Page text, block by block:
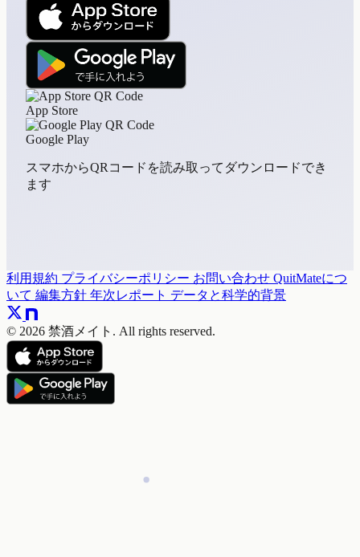
App Store
Google Play
スマホからQRコードを読み取ってダウンロードでき
ます
利用規約 プライバシーポリシー お問い合わせ QuitMateにつ
いて 編集方針 年次レポート データと科学的背景
© 2026 禁酒メイト. All rights reserved.